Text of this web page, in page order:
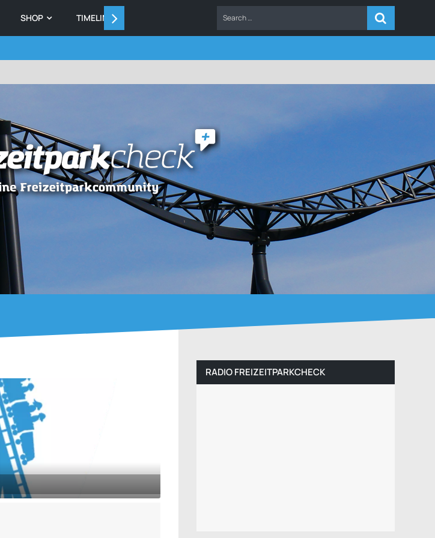
SHOP TIMELINE
RADIO FREIZEITPARKCHECK